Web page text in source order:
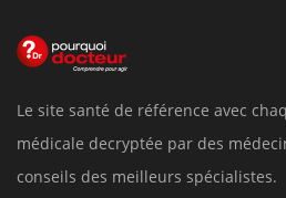
Le site santé de référence avec
médicale decryptée par des
conseils des meilleurs spécialistes.